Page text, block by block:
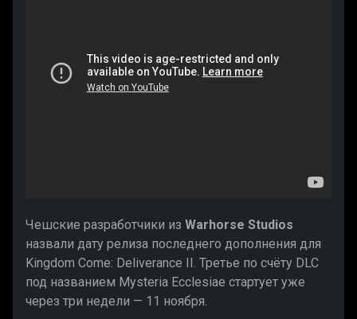
Чешские разработчики из Warhorse Studios
назвали дату релиза последнего дополнения для
Kingdom Come: Deliverance II. Третье по счёту DLC
под названием Mysteria Ecclesiae стартует уже
через три недели — 11 ноября.